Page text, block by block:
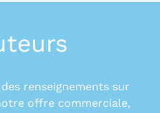
renseignements sur
offre commerciale,